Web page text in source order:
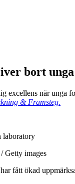
bort unga
excellens när unga
& Framsteg.
Getty images
fått ökad